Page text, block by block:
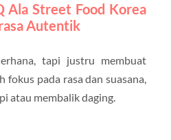
Ala Street Food Korea
Autentik
tapi justru membuat
fokus pada rasa dan suasana,
atau membalik daging.